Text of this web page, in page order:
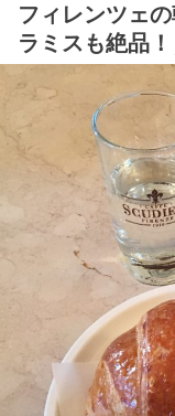
フィレンツェ
ラミスも絶品！